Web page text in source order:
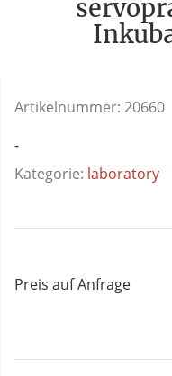
Artikelnummer: 20660
-
Kategorie: laboratory
Preis auf Anfrage